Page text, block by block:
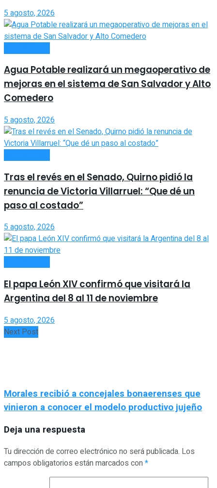
5 agosto, 2026
Agua Potable realizará un megaoperativo de
mejoras en el sistema de San Salvador y Alto
Comedero
5 agosto, 2026
Tras el revés en el Senado, Quirno pidió la
renuncia de Victoria Villarruel: “Que dé un
paso al costado”
5 agosto, 2026
El papa León XIV confirmó que visitará la
Argentina del 8 al 11 de noviembre
5 agosto, 2026
Next Post
Morales recibió a concejales bonaerenses que
vinieron a conocer el modelo productivo jujeño
Deja una respuesta
Tu dirección de correo electrónico no será publicada. Los
campos obligatorios están marcados con*